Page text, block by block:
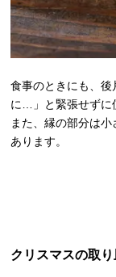
食事のときにも、後
に…」と緊張せずに
また、縁の部分は
あります。
クリスマスの取り